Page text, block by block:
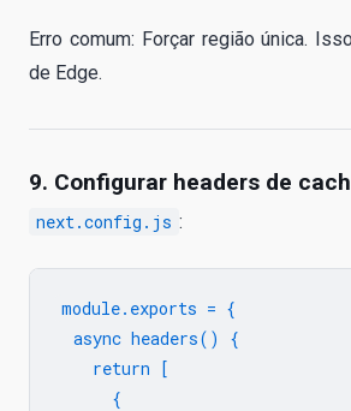
Erro comum: Forçar região única.
de Edge.
9. Configurar headers de
next.config.js :
module.exports = {
  async headers() {
    return [
      {